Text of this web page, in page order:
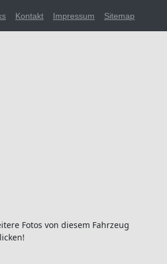
Kontakt Impressum Sitemap
Fotos von diesem Fahrzeug